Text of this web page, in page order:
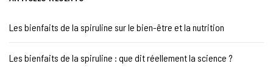
Les bienfaits de la spiruline sur le bien-être et la nutrition
Les bienfaits de la spiruline : que dit réellement la science ?